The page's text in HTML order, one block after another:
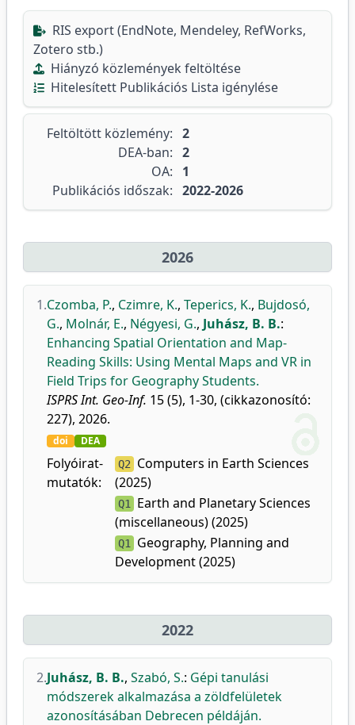
RIS export (EndNote, Mendeley, RefWorks,
Zotero stb.)
Hiányzó közlemények feltöltése
Hitelesített Publikációs Lista igénylése
Feltöltött közlemény: 2
DEA-ban: 2
OA:
1
Publikációs időszak: 2022-2026
2026
1.Czomba, P., Czimre, K., Teperics, K., Bujdosó,
G., Molnár, E., Négyesi, G., Juhász, B. B.:
Enhancing Spatial Orientation and Map-
Reading Skills: Using Mental Maps and VR in
Field Trips for Geography Students.
ISPRS Int. Geo-Inf. 15 (5), 1-30, (cikkazonosító:
227), 2026.
doi DEA
Folyóirat-
mutatók:
Q2 Computers in Earth Sciences
(2025)
Q1 Earth and Planetary Sciences
(miscellaneous) (2025)
Q1 Geography, Planning and
Development (2025)
2022
2.Juhász, B. B., Szabó, S.: Gépi tanulási
módszerek alkalmazása a zöldfelületek
azonosításában Debrecen példáján.